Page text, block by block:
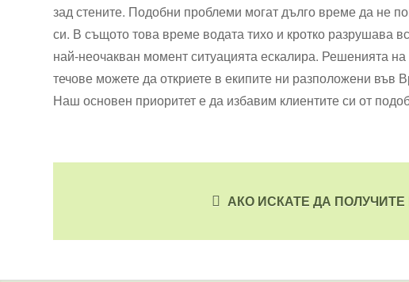
зад стените. Подобни проблеми могат дълго време да не
си. В същото това време водата тихо и кротко разрушава
най-неочакван момент ситуацията ескалира. Решенията
течове можете да откриете в екипите ни разположени във
Наш основен приоритет е да избавим клиентите си от
АКО ИСКАТЕ ДА